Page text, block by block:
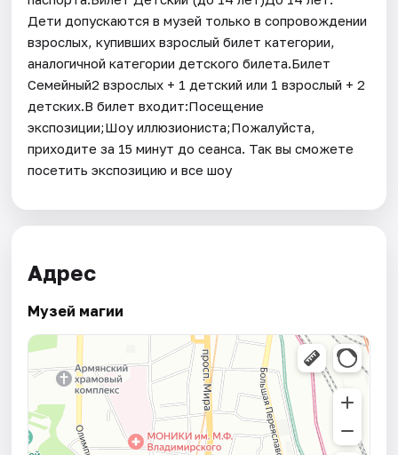
Дети допускаются в музей только в сопровождении
взрослых, купивших взрослый билет категории,
аналогичной категории детского билета.Билет
Семейный2 взрослых + 1 детский или 1 взрослый + 2
детских.В билет входит:Посещение
экспозиции;Шоу иллюзиониста;Пожалуйста,
приходите за 15 минут до сеанса. Так вы сможете
посетить экспозицию и все шоу
Адрес
Музей магии